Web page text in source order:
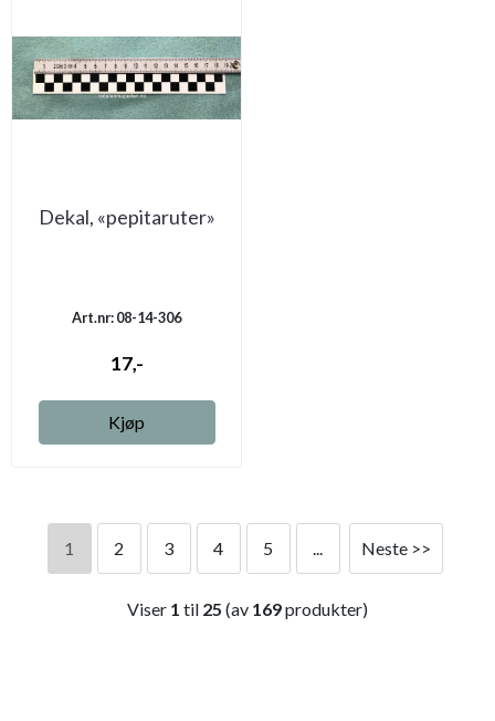
Dekal, «pepitaruter»
Art.nr: 08-14-306
17,-
Kjøp
1 2 3 4 5 ... Neste >>
Viser 1 til 25 (av 169produkter)